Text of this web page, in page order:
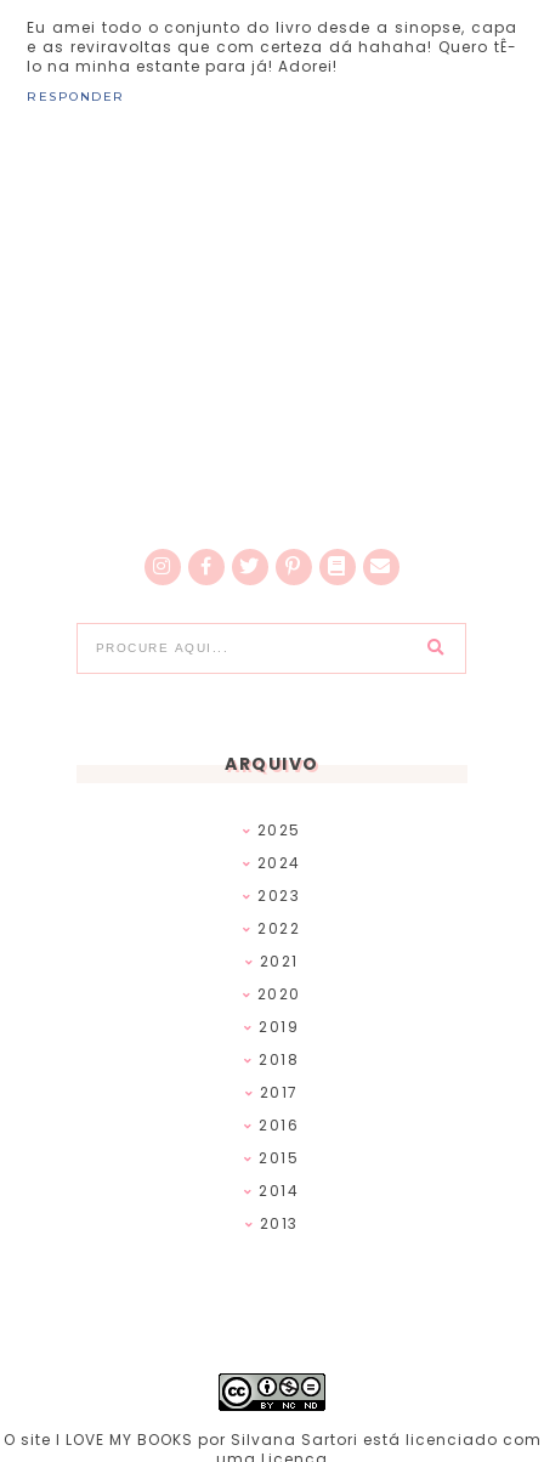
Eu amei todo o conjunto do livro desde a sinopse, capa
e as reviravoltas que com certeza dá hahaha! Quero tÊ-
lo na minha estante para já! Adorei!
RESPONDER
ARQUIVO
2025
2024
2023
2022
2021
2020
2019
2018
2017
2016
2015
2014
2013
O site I LOVE MY BOOKS por Silvana Sartori está licenciado com